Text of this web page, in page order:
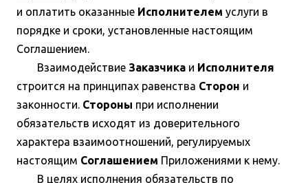
и оплатить оказанные Исполнителем услуги в
порядке и сроки, установленные настоящим
Соглашением.
Взаимодействие Заказчика и Исполнителя
строится на принципах равенства Сторон и
законности. Стороны при исполнении
обязательств исходят из доверительного
характера взаимоотношений, регулируемых
настоящим Соглашением Приложениями к нему.
В целях исполнения обязательств по